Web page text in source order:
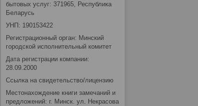
бытовых услуг: 371965, Республика
Беларусь
УНП: 190153422
Регистрационный орган: Минский
городской исполнительный комитет
Дата регистрации компании:
28.09.2000
Ссылка на свидетельство/лицензию
Местонахождение книги замечаний и
предложений: г. Минск. ул. Некрасова